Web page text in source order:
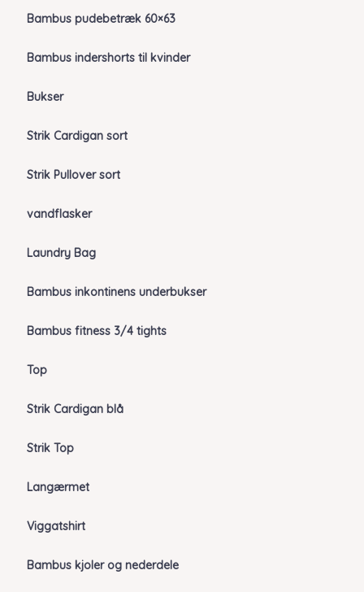
Bambus pudebetræk 60×63
Bambus indershorts til kvinder
Bukser
Strik Cardigan sort
Strik Pullover sort
vandflasker
Laundry Bag
Bambus inkontinens underbukser
Bambus fitness 3/4 tights
Top
Strik Cardigan blå
Strik Top
Langærmet
Viggatshirt
Bambus kjoler og nederdele